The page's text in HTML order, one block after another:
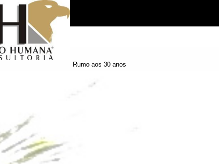
Rumo aos 30 anos